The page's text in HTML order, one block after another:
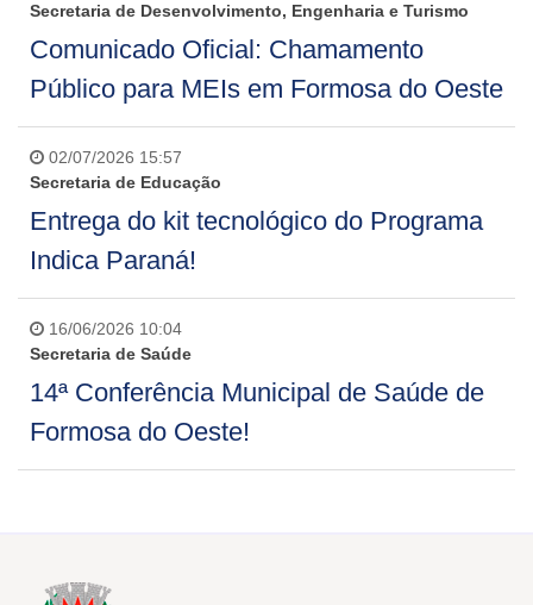
Secretaria de Desenvolvimento, Engenharia e Turismo
Comunicado Oficial: Chamamento
Público para MEIs em Formosa do Oeste
02/07/2026 15:57
Secretaria de Educação
Entrega do kit tecnológico do Programa
Indica Paraná!
16/06/2026 10:04
Secretaria de Saúde
14ª Conferência Municipal de Saúde de
Formosa do Oeste!